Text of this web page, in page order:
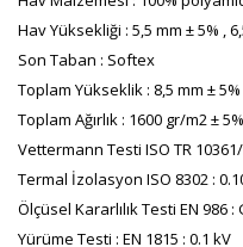
Hav Yüksekliği : 5,5 mm ± 5% ,
Son Taban : Softex
Toplam Yükseklik : 8,5 mm ± 5%
Toplam Ağırlık : 1600 gr/m2 ± 5%
Vettermann Testi ISO TR
Termal İzolasyon ISO 8302 :
Ölçüsel Kararlılık Testi EN 986 :
Yürüme Testi : EN 1815 : 0.1 kV